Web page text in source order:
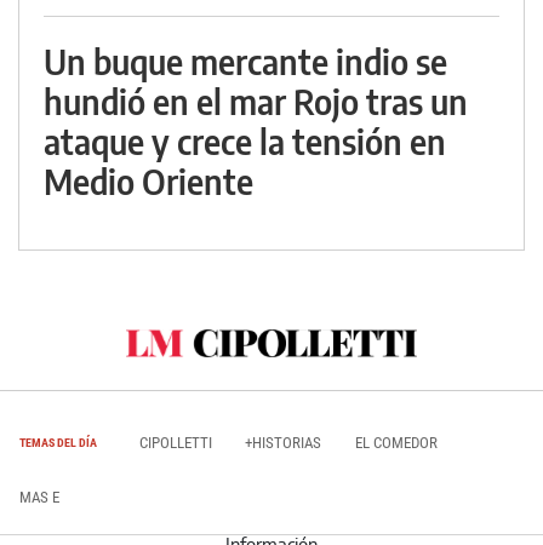
Un buque mercante indio se
hundió en el mar Rojo tras un
ataque y crece la tensión en
Medio Oriente
TEMAS DEL DÍA CIPOLLETTI +HISTORIAS EL COMEDOR
MAS E